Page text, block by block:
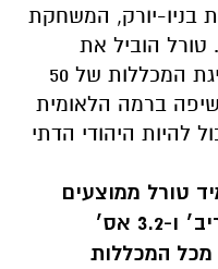
בניו-יורק, המשחקת
טורל הוביל את
הישיבה לשיא כל הזמנים בליגת המכללות של 50
ברמה הלאומית
להיות היהודי הדתי
טורל ממוצעים
מרשימים של 24.0 נק׳, 5.7 ריב׳ ו-3.2 אס׳
מכל המכללות